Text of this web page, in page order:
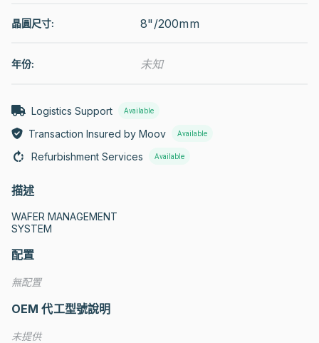
晶圓尺寸: 8"/200mm
年份: 未知
Logistics Support Available
Transaction Insured by Moov Available
Refurbishment Services Available
描述
WAFER MANAGEMENT
SYSTEM
配置
無配置
OEM 代工型號說明
未提供